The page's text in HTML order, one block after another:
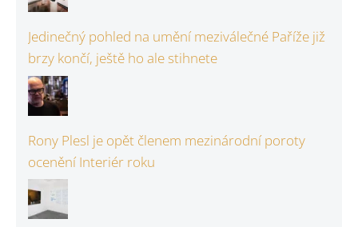
Jedinečný pohled na umění meziválečné Paříže již
brzy končí, ještě ho ale stihnete
Rony Plesl je opět členem mezinárodní poroty
ocenění Interiér roku